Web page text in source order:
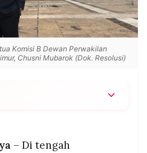
Komisi B Dewan Perwakilan
Chusni Mubarok (Dok. Resolusi)
pangan dan menjaga
– Di tengah